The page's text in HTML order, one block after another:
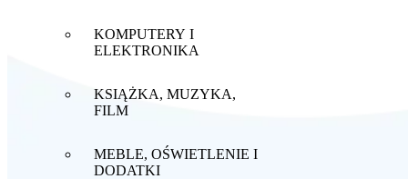
KOMPUTERY I
ELEKTRONIKA
KSIĄŻKA, MUZYKA,
FILM
MEBLE, OŚWIETLENIE I
DODATKI